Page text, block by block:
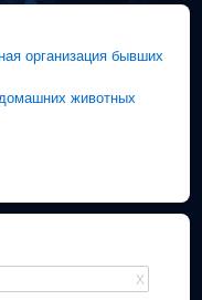
организация бывших
животных
X